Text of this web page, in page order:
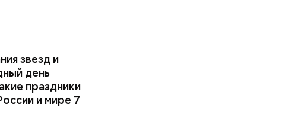
звезд и
день
праздники
и мире 7